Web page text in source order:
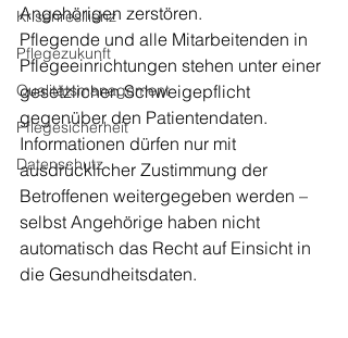
Krisenresilienz
Pflegezukunft
Qualitätsmanagement
Pflegesicherheit
Datenschutz
Angehörigen zerstören.
Pflegende und alle Mitarbeitenden in
Pflegeeinrichtungen stehen unter einer
gesetzlichen Schweigepflicht
gegenüber den Patientendaten.
Informationen dürfen nur mit
ausdrücklicher Zustimmung der
Betroffenen weitergegeben werden –
selbst Angehörige haben nicht
automatisch das Recht auf Einsicht in
die Gesundheitsdaten.